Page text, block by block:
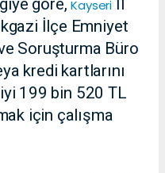
göre, Kayseri İl
İlçe Emniyet
Soruşturma Büro
kredi kartlarını
199 bin 520 TL
için çalışma